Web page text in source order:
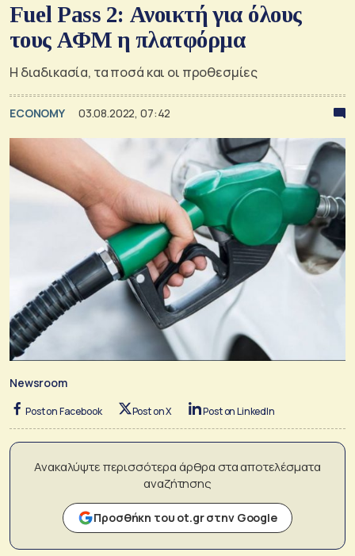
Fuel Pass 2: Ανοικτή για όλους
τους ΑΦΜ η πλατφόρμα
Η διαδικασία, τα ποσά και οι προθεσμίες
ECONOMY 03.08.2022, 07:42
Newsroom
Post on Facebook Post on X Post on LinkedIn
Ανακαλύψτε περισσότερα άρθρα στα αποτελέσματα
αναζήτησης
Προσθήκη του ot.gr στην Google